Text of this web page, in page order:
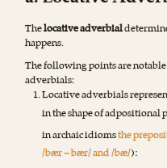
Thelocative adverbial
happens.
The following points are
adverbials:
Locative adverbials
in the shape of adpositional
in archaic idiomsthe
/bær ~ bær/ and /bæ/):